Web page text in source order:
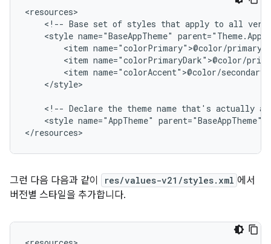
<!-- Base set of styles that apply to all
<style name="BaseAppTheme"
<item
<item
<item
</style>
<!-- Declare the theme name that's actually
<style name="AppTheme" parent="BaseAppTheme"
</resources>
그런 다음 다음과 같이 res/values-v21/styles.xml 에서
버전별 스타일을 추가합니다.